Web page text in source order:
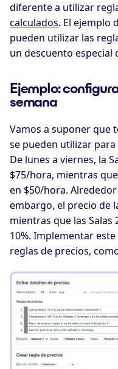
diferente a utilizar
calculados. El ejemplo
pueden utilizar las
un descuento especial
Ejemplo:
semana
Vamos a suponer que
se pueden utilizar
De lunes a viernes, la
$75/hora, mientras
en $50/hora.
embargo, el precio de
mientras que las Salas
10%. Implementar
reglas de precios,